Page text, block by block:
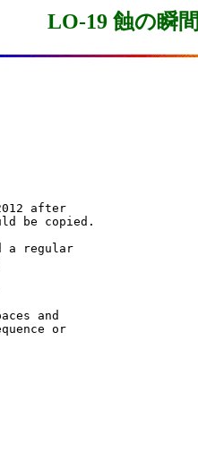
LO-19 蝕の瞬間
after
be copied.
a regular
and
or